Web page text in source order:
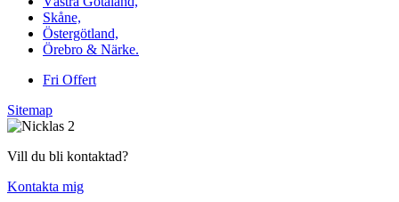
Skåne,
Östergötland,
Örebro & Närke.
Fri Offert
Sitemap
Vill du bli kontaktad?
Kontakta mig